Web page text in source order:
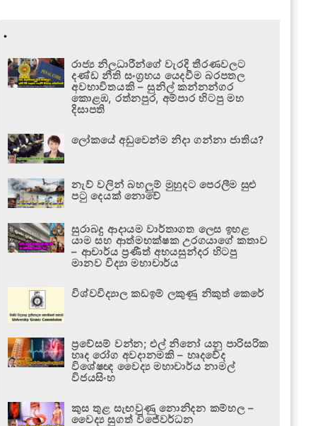
.
රාජ්‍ය නිලධාරීන්ගේ වැරදි තීරණවලට
දණ්ඩ නීති සංග්‍රහය යෙදවීම බරපතල
අවභාවිතයකි – සුනිල් කන්නන්ගර
කොළඹ, රත්නපුර, අම්පාර හිටපු මහ
දිසාපති
ලෝකයේ අඩුවෙන්ම නිදා ගන්නා ජාතිය?
නැව් වලින් බහලුම් මුහුදට පෙරලීම සුළු
පටු දෙයක් නොවේ
සුරාබදු ආදායම වාර්තාගත ලෙස ඉහළ
යාම සහ ආත්මභක්ෂක උරගයාගේ කතාව
– ආචාර්ය ප්‍රණීත් අභයසුන්දර හිටපු
මානව විද්‍යා මහාචාර්ය
විශ්වවිද්‍යාල කඩඉම් ලකුණු නිකුත් කෙරේ
ප්‍රවේසම් වන්න; එල් නිනෝ යනු පාරිසරික
හෘද රෝග අවදානමකි – හෘදවේද
විශේෂඥ වෛද්‍ය මහාචාර්ය නාමල්
විජයසිංහ
කුස තුළ සැඟවුණු නොනිදන කම්හල –
වෛද්‍ය සුගත් විජේවර්ධන